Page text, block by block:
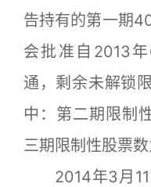
告持有的第一期
会批准自2013
通，剩余未解锁
中：第二期限制
三期限制性股票数
2014年3月11